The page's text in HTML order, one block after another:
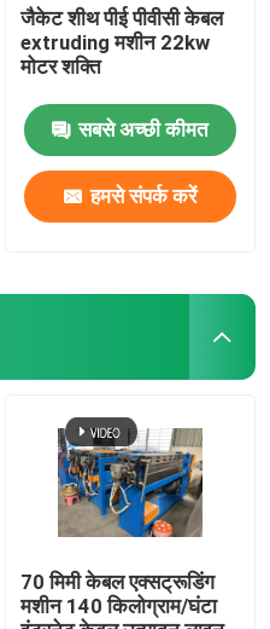
जैकेट शीथ पीई पीवीसी केबल
extruding मशीन 22kw
मोटर शक्ति
सबसे अच्छी कीमत
हमसे संपर्क करें
70 मिमी केबल एक्सट्रूडिंग
मशीन 140 किलोग्राम/घंटा